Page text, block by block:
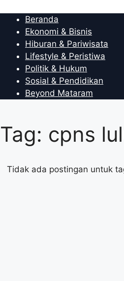
Beranda
Ekonomi & Bisnis
Hiburan & Pariwisata
Lifestyle & Peristiwa
Politik & Hukum
Sosial & Pendidikan
Beyond Mataram
Tag: cpns
Tidak ada postingan untuk